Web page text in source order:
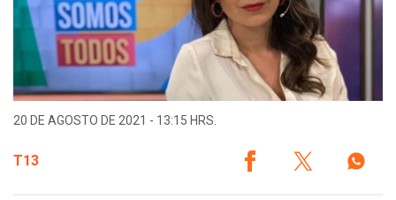
20 DE AGOSTO DE 2021 - 13:15 HRS.
T13